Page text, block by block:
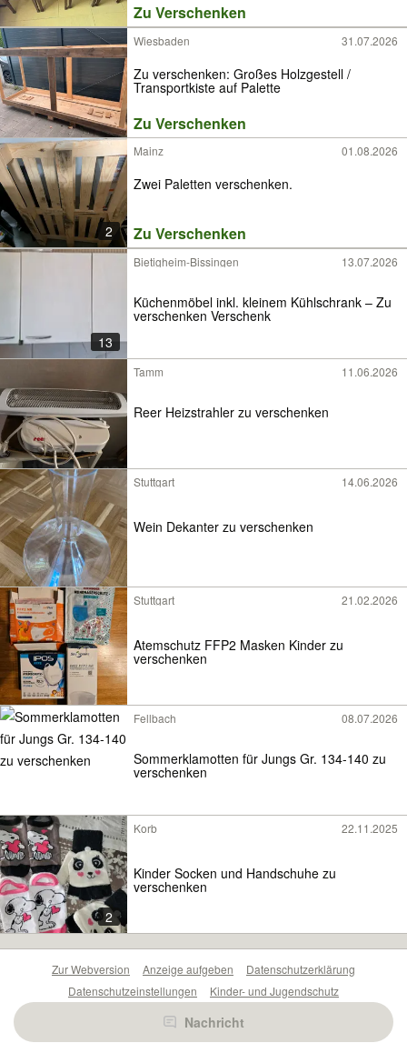
Zu Verschenken
Wiesbaden 31.07.2026
Zu verschenken: Großes Holzgestell /
Transportkiste auf Palette
Zu Verschenken
2
Mainz 01.08.2026
Zwei Paletten verschenken.
Zu Verschenken
13
Bietigheim-Bissingen 13.07.2026
Küchenmöbel inkl. kleinem Kühlschrank – Zu
verschenken Verschenk
Tamm 11.06.2026
Reer Heizstrahler zu verschenken
Stuttgart 14.06.2026
Wein Dekanter zu verschenken
Stuttgart 21.02.2026
Atemschutz FFP2 Masken Kinder zu
verschenken
Fellbach 08.07.2026
Sommerklamotten für Jungs Gr. 134-140 zu
verschenken
2
Korb 22.11.2025
Kinder Socken und Handschuhe zu
verschenken
Nachricht
Zur Webversion Anzeige aufgeben
Datenschutzerklärung
Datenschutzeinstellungen
Kinder- und Jugendschutz
Barrierefreiheitserklärung